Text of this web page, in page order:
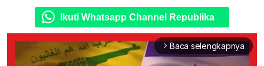
Ikuti Whatsapp Channel Republika
arrow_forward_ios Baca selengkapnya